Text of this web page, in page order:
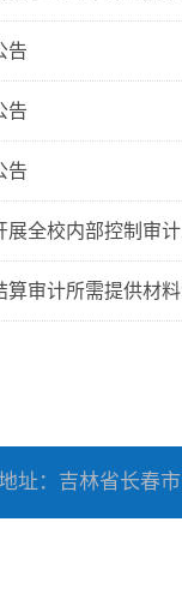
告
告
告
展全校内部控制审
算审计所需提供材
址：吉林省长春